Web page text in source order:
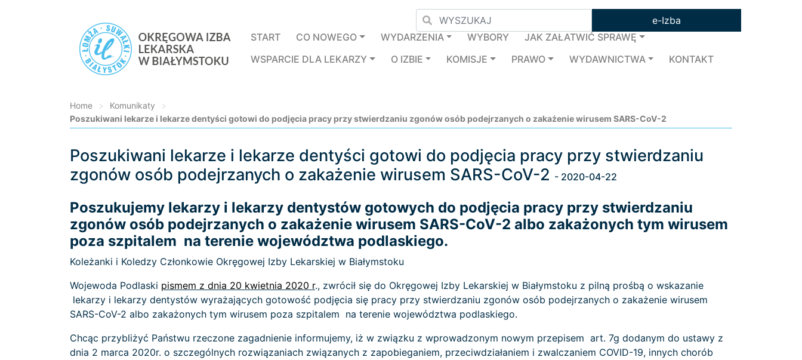
e-Izba
START
CO NOWEGO WYDARZENIA WYBORY
JAK ZAŁATWIĆ SPRAWĘ
WSPARCIE DLA LEKARZY
O IZBIE KOMISJE PRAWO WYDAWNICTWA KONTAKT
Home > Komunikaty
>
Poszukiwani lekarze i lekarze dentyści gotowi do podjęcia pracy przy stwierdzaniu zgonów osób podejrzanych o zakażenie wirusem SARS-CoV-2
Poszukiwani lekarze i lekarze dentyści gotowi do podjęcia pracy przy stwierdzaniu
zgonów osób podejrzanych o zakażenie wirusem SARS-CoV-2 - 2020-04-22
Poszukujemy lekarzy i lekarzy dentystów gotowych do podjęcia pracy przy stwierdzaniu
zgonów osób podejrzanych o zakażenie wirusem SARS-CoV-2 albo zakażonych tym wirusem
poza szpitalem na terenie województwa podlaskiego.
Koleżanki i Koledzy Członkowie Okręgowej Izby Lekarskiej w Białymstoku
Wojewoda Podlaski pismem z dnia 20 kwietnia 2020 r., zwrócił się do Okręgowej Izby Lekarskiej w Białymstoku z pilną prośbą o wskazanie
lekarzy i lekarzy dentystów wyrażających gotowość podjęcia się pracy przy stwierdzaniu zgonów osób podejrzanych o zakażenie wirusem
SARS-CoV-2 albo zakażonych tym wirusem poza szpitalem na terenie województwa podlaskiego.
Chcąc przybliżyć Państwu rzeczone zagadnienie informujemy, iż w związku z wprowadzonym nowym przepisem art. 7g dodanym do ustawy z
dnia 2 marca 2020r. o szczególnych rozwiązaniach związanych z zapobieganiem, przeciwdziałaniem i zwalczaniem COVID-19, innych chorób